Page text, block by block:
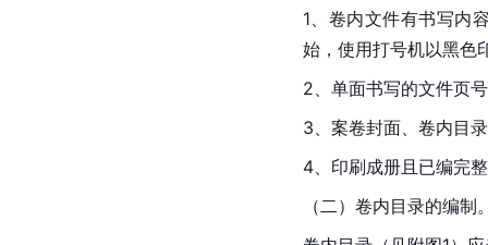
1、卷内文件有书写内
始，使用打号机以黑色
2、单面书写的文件页
3、案卷封面、卷内目
4、印刷成册且已编完
（二）卷内目录的编制